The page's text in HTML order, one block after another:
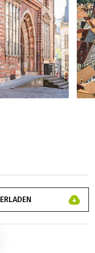
TAB) TAB)
ÖFFNET IN NEUEM TAB)